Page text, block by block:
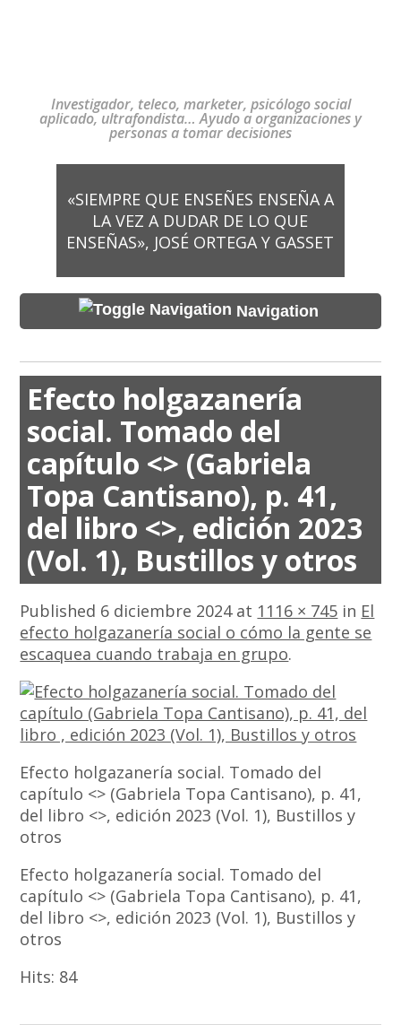
Investigador, teleco, marketer, psicólogo social
aplicado, ultrafondista… Ayudo a organizaciones y
personas a tomar decisiones
«SIEMPRE QUE ENSEÑES ENSEÑA A
LA VEZ A DUDAR DE LO QUE
ENSEÑAS», JOSÉ ORTEGA Y GASSET
Navigation
Efecto holgazanería
social. Tomado del
capítulo <> (Gabriela
Topa Cantisano), p. 41,
del libro <>, edición 2023
(Vol. 1), Bustillos y otros
Published 6 diciembre 2024at 1116 × 745 in El
efecto holgazanería social o cómo la gente se
escaquea cuando trabaja en grupo.
Efecto holgazanería social. Tomado del
capítulo <> (Gabriela Topa Cantisano), p. 41,
del libro <>, edición 2023 (Vol. 1), Bustillos y
otros
Efecto holgazanería social. Tomado del
capítulo <> (Gabriela Topa Cantisano), p. 41,
del libro <>, edición 2023 (Vol. 1), Bustillos y
otros
Hits: 84